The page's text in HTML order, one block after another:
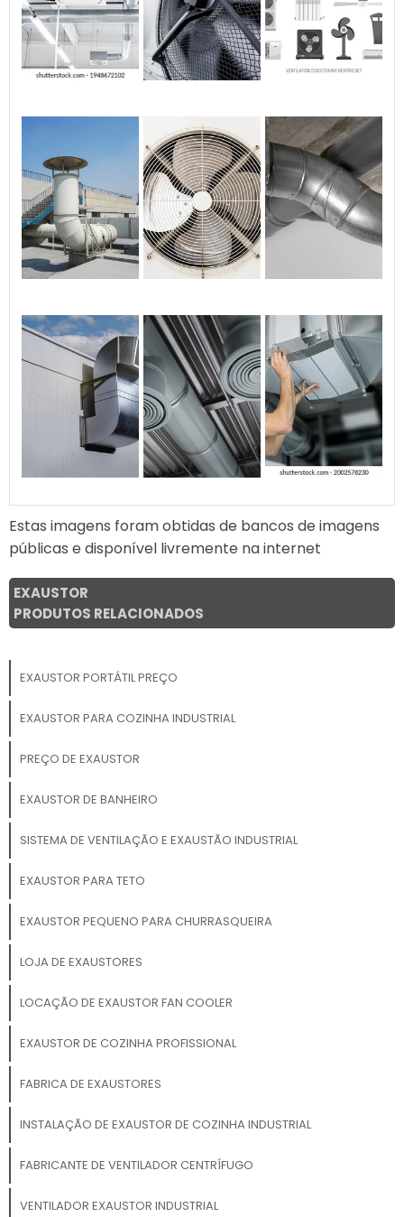
Estas imagens foram obtidas de bancos de imagens
públicas e disponível livremente na internet
EXAUSTOR
PRODUTOS RELACIONADOS
EXAUSTOR PORTÁTIL PREÇO
EXAUSTOR PARA COZINHA INDUSTRIAL
PREÇO DE EXAUSTOR
EXAUSTOR DE BANHEIRO
SISTEMA DE VENTILAÇÃO E EXAUSTÃO INDUSTRIAL
EXAUSTOR PARA TETO
EXAUSTOR PEQUENO PARA CHURRASQUEIRA
LOJA DE EXAUSTORES
LOCAÇÃO DE EXAUSTOR FAN COOLER
EXAUSTOR DE COZINHA PROFISSIONAL
FABRICA DE EXAUSTORES
INSTALAÇÃO DE EXAUSTOR DE COZINHA INDUSTRIAL
FABRICANTE DE VENTILADOR CENTRÍFUGO
VENTILADOR EXAUSTOR INDUSTRIAL